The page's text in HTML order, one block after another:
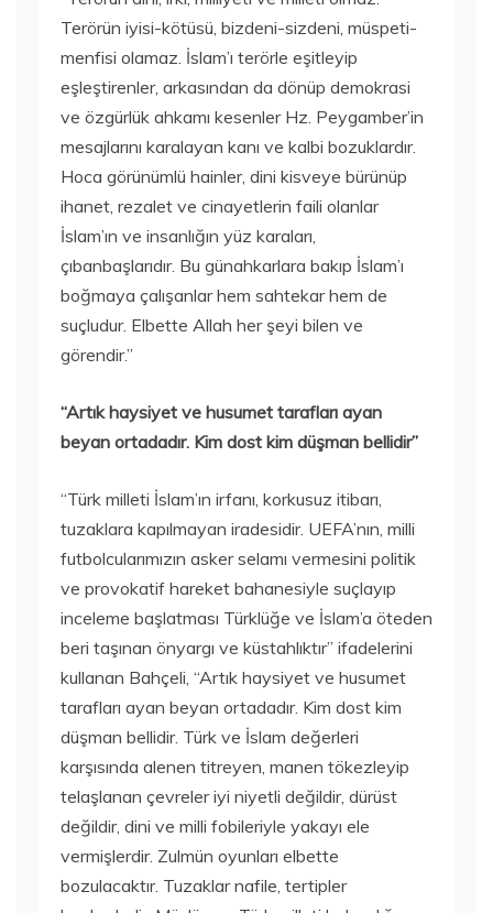
Terörün iyisi-kötüsü, bizdeni-sizdeni, müspeti-
menfisi olamaz. İslam’ı terörle eşitleyip
eşleştirenler, arkasından da dönüp demokrasi
ve özgürlük ahkamı kesenler Hz. Peygamber’in
mesajlarını karalayan kanı ve kalbi bozuklardır.
Hoca görünümlü hainler, dini kisveye bürünüp
ihanet, rezalet ve cinayetlerin faili olanlar
İslam’ın ve insanlığın yüz karaları,
çıbanbaşlarıdır. Bu günahkarlara bakıp İslam’ı
boğmaya çalışanlar hem sahtekar hem de
suçludur. Elbette Allah her şeyi bilen ve
görendir.”
“Artık haysiyet ve husumet tarafları ayan
beyan ortadadır. Kim dost kim düşman bellidir”
“Türk milleti İslam’ın irfanı, korkusuz itibarı,
tuzaklara kapılmayan iradesidir. UEFA’nın, milli
futbolcularımızın asker selamı vermesini politik
ve provokatif hareket bahanesiyle suçlayıp
inceleme başlatması Türklüğe ve İslam’a öteden
beri taşınan önyargı ve küstahlıktır” ifadelerini
kullanan Bahçeli, “Artık haysiyet ve husumet
tarafları ayan beyan ortadadır. Kim dost kim
düşman bellidir. Türk ve İslam değerleri
karşısında alenen titreyen, manen tökezleyip
telaşlanan çevreler iyi niyetli değildir, dürüst
değildir, dini ve milli fobileriyle yakayı ele
vermişlerdir. Zulmün oyunları elbette
bozulacaktır. Tuzaklar nafile, tertipler